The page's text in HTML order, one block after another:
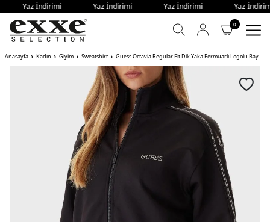
Yaz İndirimi - Yaz İndirimi - Yaz İndirimi - Yaz
0
Anasayfa Kadın Giyim Sweatshirt Guess Octavia Regular Fit Dik Yaka Fermuarlı Logolu Bayan Sweat JBLK